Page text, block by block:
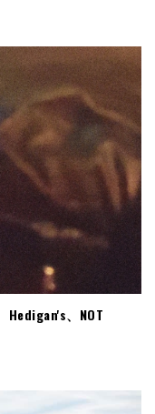
Hedigan's、NOT